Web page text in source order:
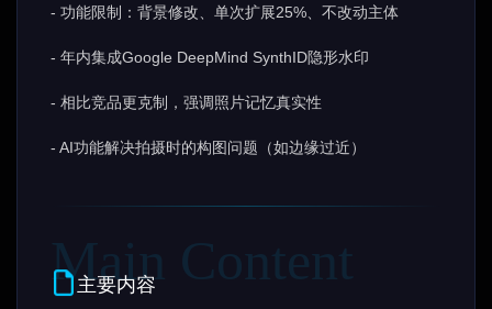
- 功能限制：背景修改、单次扩展25%、不改动主体
- 年内集成Google DeepMind SynthID隐形水印
- 相比竞品更克制，强调照片记忆真实性
- AI功能解决拍摄时的构图问题（如边缘过近）
主要内容